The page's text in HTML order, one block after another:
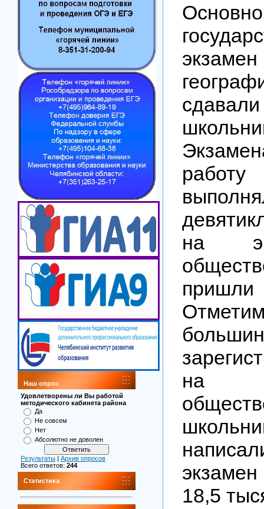
Наш опрос
Удовлетворены ли Вы работой
методического кабинета района
Да
Не совсем
Нет
Абсолютно не доволен
Результаты
Архив опросов
Всего ответов: 244
Статистика
на
пришли
на
18,5